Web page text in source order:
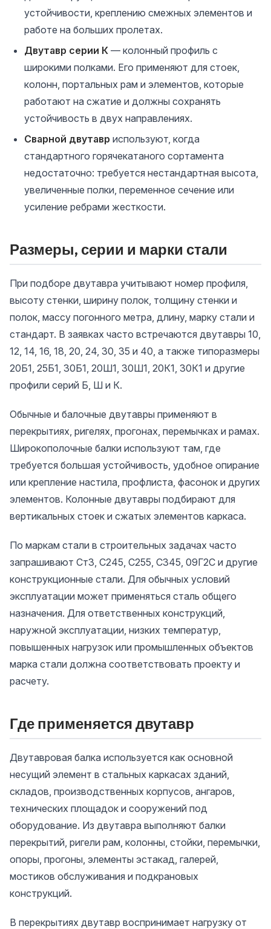
устойчивости, креплению смежных элементов и
работе на больших пролетах.
Двутавр серии К — колонный профиль с
широкими полками. Его применяют для стоек,
колонн, портальных рам и элементов, которые
работают на сжатие и должны сохранять
устойчивость в двух направлениях.
Сварной двутавр используют, когда
стандартного горячекатаного сортамента
недостаточно: требуется нестандартная высота,
увеличенные полки, переменное сечение или
усиление ребрами жесткости.
Размеры, серии и марки стали
При подборе двутавра учитывают номер профиля,
высоту стенки, ширину полок, толщину стенки и
полок, массу погонного метра, длину, марку стали и
стандарт. В заявках часто встречаются двутавры 10,
12, 14, 16, 18, 20, 24, 30, 35 и 40, а также типоразмеры
20Б1, 25Б1, 30Б1, 20Ш1, 30Ш1, 20К1, 30К1 и другие
профили серий Б, Ш и К.
Обычные и балочные двутавры применяют в
перекрытиях, ригелях, прогонах, перемычках и рамах.
Широкополочные балки используют там, где
требуется большая устойчивость, удобное опирание
или крепление настила, профлиста, фасонок и других
элементов. Колонные двутавры подбирают для
вертикальных стоек и сжатых элементов каркаса.
По маркам стали в строительных задачах часто
запрашивают Ст3, С245, С255, С345, 09Г2С и другие
конструкционные стали. Для обычных условий
эксплуатации может применяться сталь общего
назначения. Для ответственных конструкций,
наружной эксплуатации, низких температур,
повышенных нагрузок или промышленных объектов
марка стали должна соответствовать проекту и
расчету.
Где применяется двутавр
Двутавровая балка используется как основной
несущий элемент в стальных каркасах зданий,
складов, производственных корпусов, ангаров,
технических площадок и сооружений под
оборудование. Из двутавра выполняют балки
перекрытий, ригели рам, колонны, стойки, перемычки,
опоры, прогоны, элементы эстакад, галерей,
мостиков обслуживания и подкрановых
конструкций.
В перекрытиях двутавр воспринимает нагрузку от